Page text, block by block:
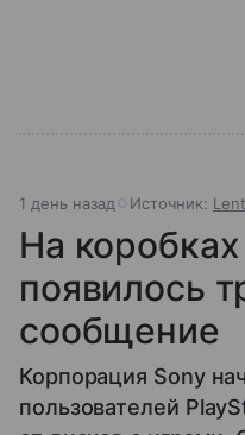
1 день назад Источник:
На
появилось
сообщение
Корпорация Sony
пользователей